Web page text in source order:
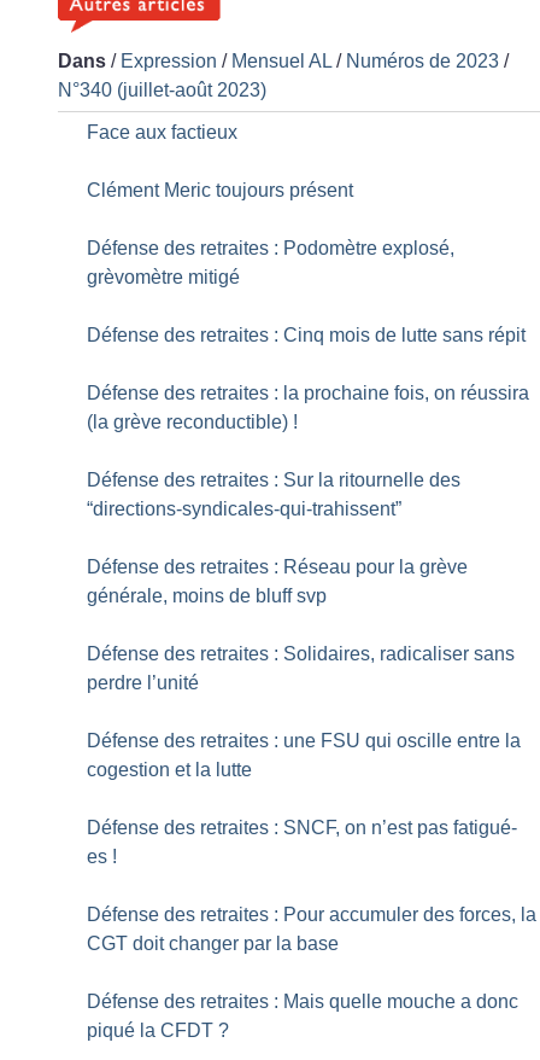
Dans / Expression / Mensuel AL / Numéros de 2023 /
N°340 (juillet-août 2023)
Face aux factieux
Clément Meric toujours présent
Défense des retraites : Podomètre explosé,
grèvomètre mitigé
Défense des retraites : Cinq mois de lutte sans répit
Défense des retraites : la prochaine fois, on réussira
(la grève reconductible) !
Défense des retraites : Sur la ritournelle des
“directions-syndicales-qui-trahissent”
Défense des retraites : Réseau pour la grève
générale, moins de bluff svp
Défense des retraites : Solidaires, radicaliser sans
perdre l’unité
Défense des retraites : une FSU qui oscille entre la
cogestion et la lutte
Défense des retraites : SNCF, on n’est pas fatigué-
es !
Défense des retraites : Pour accumuler des forces, la
CGT doit changer par la base
Défense des retraites : Mais quelle mouche a donc
piqué la CFDT ?